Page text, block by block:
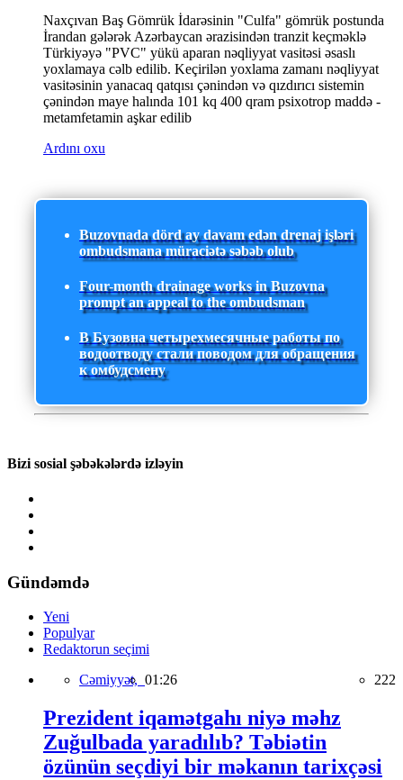
Naxçıvan Baş Gömrük İdarəsinin "Culfa" gömrük postunda
İrandan gələrək Azərbaycan ərazisindən tranzit keçməklə
Türkiyəyə "PVC" yükü aparan nəqliyyat vasitəsi əsaslı
yoxlamaya cəlb edilib. Keçirilən yoxlama zamanı nəqliyyat
vasitəsinin yanacaq qatqısı çənindən və qızdırıcı sistemin
çənindən maye halında 101 kq 400 qram psixotrop maddə -
metamfetamin aşkar edilib
Ardını oxu
Buzovnada dörd ay davam edən drenaj işləri
ombudsmana müraciətə səbəb olub
Four-month drainage works in Buzovna
prompt an appeal to the ombudsman
В Бузовна четырехмесячные работы по
водоотводу стали поводом для обращения
к омбудсмену
Bizi sosial şəbəkələrdə izləyin
Gündəmdə
Yeni
Populyar
Redaktorun seçimi
Cəmiyyət, 01:26 222
Prezident iqamətgahı niyə məhz
Zuğulbada yaradılıb? Təbiətin
özünün seçdiyi bir məkanın tarixçəsi